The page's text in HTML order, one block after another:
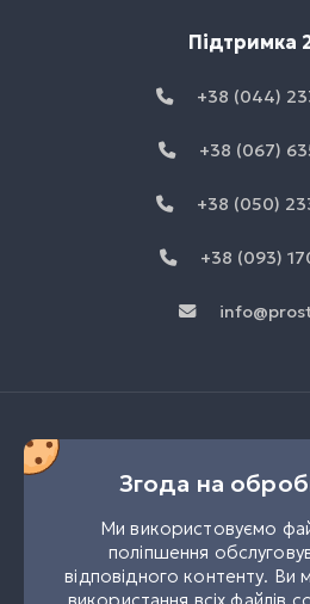
Підтримка
+38 (044)
+38 (067)
+38 (050)
+38 (093)
Згода на
Ми використовуємо
поліпшення
відповідного контенту.